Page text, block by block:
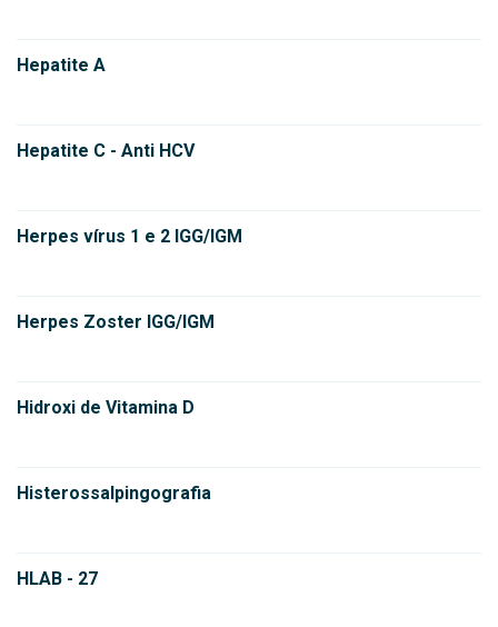
Hepatite A
Hepatite C - Anti HCV
Herpes vírus 1 e 2 IGG/IGM
Herpes Zoster IGG/IGM
Hidroxi de Vitamina D
Histerossalpingografia
HLAB - 27